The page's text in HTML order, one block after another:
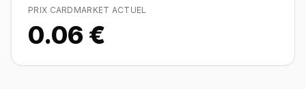
PRIX CARDMARKET ACTUEL
0.06 €